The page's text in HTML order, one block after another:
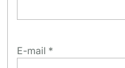
E-mail *